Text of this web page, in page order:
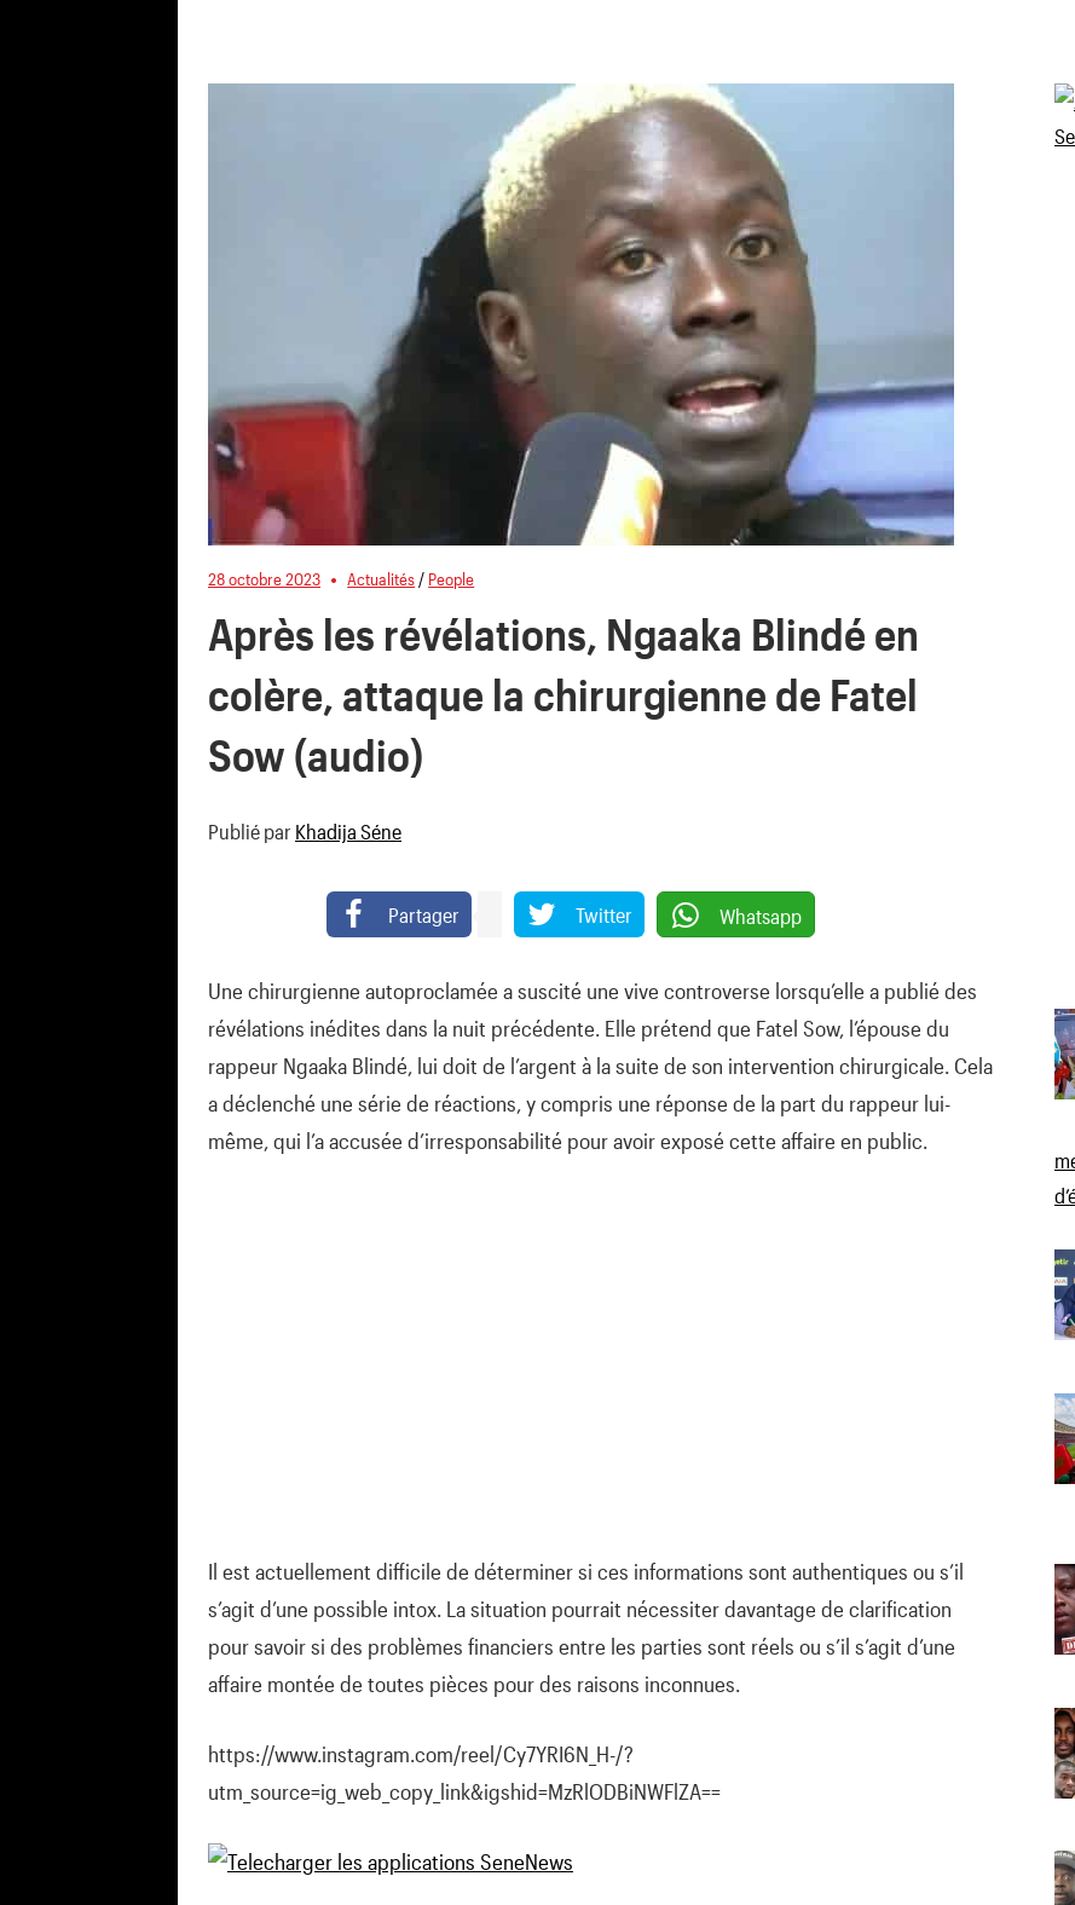
28 octobre 2023 Actualités / People
Après les révélations, Ngaaka Blindé en
colère, attaque la chirurgienne de Fatel
Sow (audio)
Publié par Khadija Séne
Partager Twitter Whatsapp
Une chirurgienne autoproclamée a suscité une vive controverse lorsqu’elle a publié des
révélations inédites dans la nuit précédente. Elle prétend que Fatel Sow, l’épouse du
rappeur Ngaaka Blindé, lui doit de l’argent à la suite de son intervention chirurgicale. Cela
a déclenché une série de réactions, y compris une réponse de la part du rappeur lui-
même, qui l’a accusée d’irresponsabilité pour avoir exposé cette affaire en public.
Il est actuellement difficile de déterminer si ces informations sont authentiques ou s’il
s’agit d’une possible intox. La situation pourrait nécessiter davantage de clarification
pour savoir si des problèmes financiers entre les parties sont réels ou s’il s’agit d’une
affaire montée de toutes pièces pour des raisons inconnues.
https://www.instagram.com/reel/Cy7YRI6N_H-/?
utm_source=ig_web_copy_link&igshid=MzRlODBiNWFlZA==